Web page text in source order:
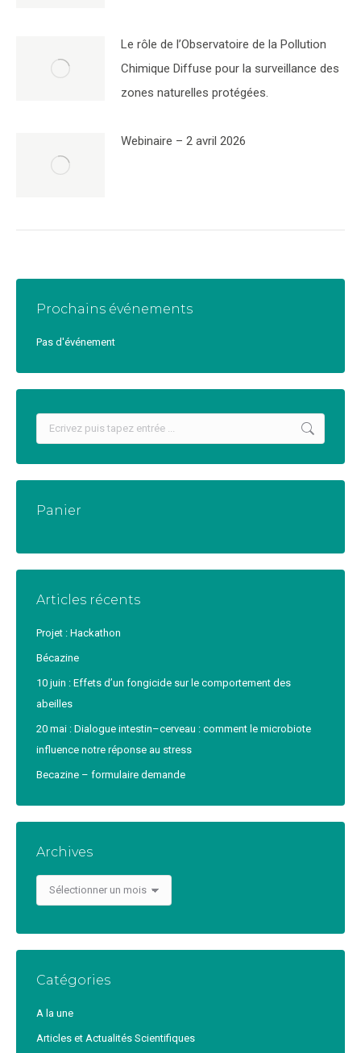
Le rôle de l’Observatoire de la Pollution
Chimique Diffuse pour la surveillance des
zones naturelles protégées.
Webinaire – 2 avril 2026
Prochains événements
Pas d'événement
Recherche
:
Panier
Articles récents
Projet : Hackathon
Bécazine
10 juin : Effets d’un fongicide sur le comportement des
abeilles
20 mai : Dialogue intestin–cerveau : comment le microbiote
influence notre réponse au stress
Becazine – formulaire demande
Archives
Archives
Catégories
A la une
Articles et Actualités Scientifiques